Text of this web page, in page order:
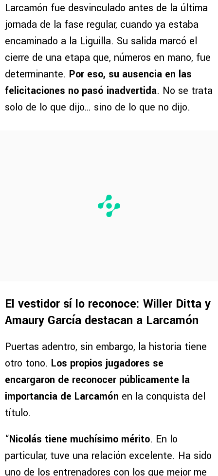
Larcamón fue desvinculado antes de la última
jornada de la fase regular, cuando ya estaba
encaminado a la Liguilla. Su salida marcó el
cierre de una etapa que, números en mano, fue
determinante. Por eso, su ausencia en las
felicitaciones no pasó inadvertida. No se trata
solo de lo que dijo… sino de lo que no dijo.
El vestidor sí lo reconoce: Willer Ditta y
Amaury García destacan a Larcamón
Puertas adentro, sin embargo, la historia tiene
otro tono. Los propios jugadores se
encargaron de reconocer públicamente la
importancia de Larcamón en la conquista del
título.
“Nicolás tiene muchísimo mérito. En lo
particular, tuve una relación excelente. Ha sido
uno de los entrenadores con los que mejor me